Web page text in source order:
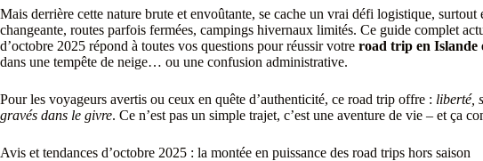
Mais derrière cette nature brute et envoûtante, se cache un vrai défi logistique, surtout
changeante, routes parfois fermées, campings hivernaux limités. Ce guide complet
d’octobre 2025 répond à toutes vos questions pour réussir votre road trip en Islande
dans une tempête de neige… ou une confusion administrative.
Pour les voyageurs avertis ou ceux en quête d’authenticité, ce road trip offre : liberté,
gravés dans le givre. Ce n’est pas un simple trajet, c’est une aventure de vie – et ça
Avis et tendances d’octobre 2025 : la montée en puissance des road trips hors saison